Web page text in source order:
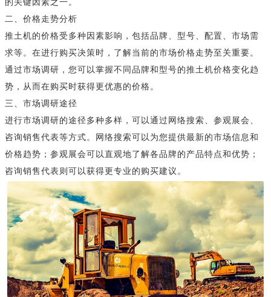
的关键因素之一。
二、价格走势分析
推土机的价格受多种因素影响，包括品牌、型号、配置、市场需
求等。在进行购买决策时，了解当前的市场价格走势至关重要。
通过市场调研，您可以掌握不同品牌和型号的推土机价格变化趋
势，从而在购买时获得更优惠的价格。
三、市场调研途径
进行市场调研的途径多种多样，可以通过网络搜索、参观展会、
咨询销售代表等方式。网络搜索可以为您提供最新的市场信息和
价格趋势；参观展会可以直观地了解各品牌的产品特点和优势；
咨询销售代表则可以获得更专业的购买建议。